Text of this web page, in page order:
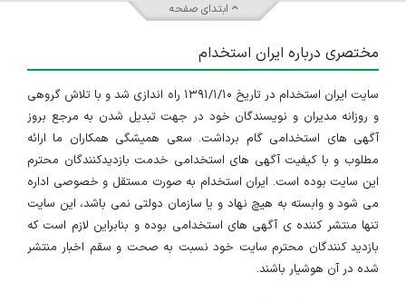
ابتدای صفحه
مختصری درباره ایران استخدام
سایت ایران استخدام در تاریخ ۱۳۹۱/۱/۱۰ راه اندازی شد و با تلاش گروهی
و روزانه مدیران و نویسندگان خود در جهت تبدیل شدن به مرجع بروز
آگهی های استخدامی گام برداشت. سعی همیشگی همکاران ما ارائه
مطلوب و با کیفیت آگهی های استخدامی خدمت بازدیدکنندگان محترم
این سایت بوده است. ایران استخدام به صورت مستقل و خصوصی اداره
می شود و وابسته به هیچ نهاد و یا سازمان دولتی نمی باشد، این سایت
تنها منتشر کننده ی آگهی های استخدامی بوده و بنابراین لازم است که
بازدید کنندگان محترم سایت خود نسبت به صحت و سقم اخبار منتشر
شده در آن هوشیار باشند.